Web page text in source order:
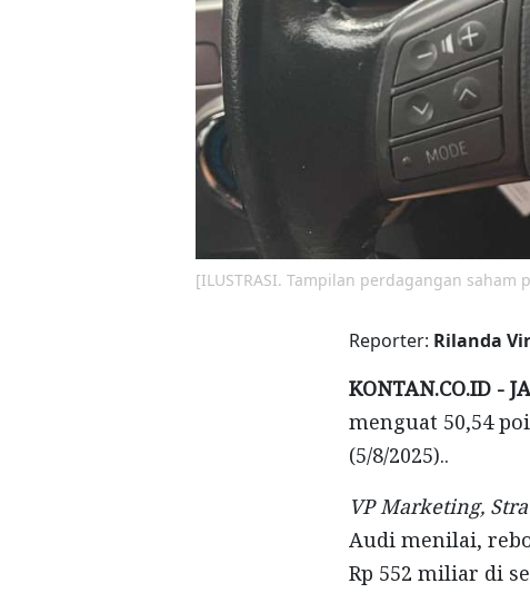
[ILUSTRASI. Tampilan perdagangan saham
Reporter: Rilanda
KONTAN.CO.ID -
menguat 50,54
(5/8/2025)..
VP Marketing,
Audi menilai,
Rp 552 miliar di